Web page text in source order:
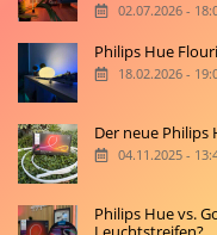
02.07.2026 -
Philips Hue
18.02.2026 -
Der neue
04.11.2025 -
Philips Hue vs.